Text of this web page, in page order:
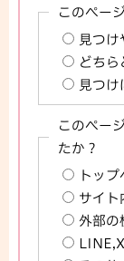
このペー
見つけ
どちら
見つけ
このペー
たか？
トッ
サイト
外部の